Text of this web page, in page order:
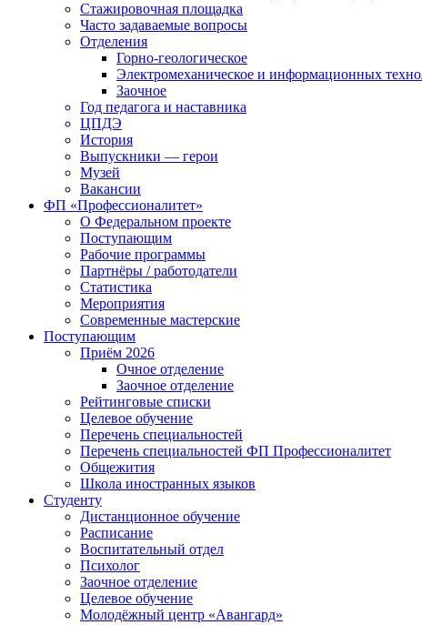
Стажировочная площадка
Часто задаваемые вопросы
Отделения
Горно-геологическое
Электромеханическое и информационных
Заочное
Год педагога и наставника
ЦПДЭ
История
Выпускники — герои
Музей
Вакансии
ФП «Профессионалитет»
О Федеральном проекте
Поступающим
Рабочие программы
Партнёры / работодатели
Статистика
Мероприятия
Современные мастерские
Поступающим
Приём 2026
Очное отделение
Заочное отделение
Рейтинговые списки
Целевое обучение
Перечень специальностей
Перечень специальностей ФП Профессионалитет
Общежития
Школа иностранных языков
Студенту
Дистанционное обучение
Расписание
Воспитательный отдел
Психолог
Заочное отделение
Целевое обучение
Молодёжный центр «Авангард»